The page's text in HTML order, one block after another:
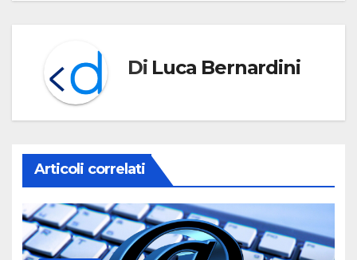
Di Luca Bernardini
Articoli correlati